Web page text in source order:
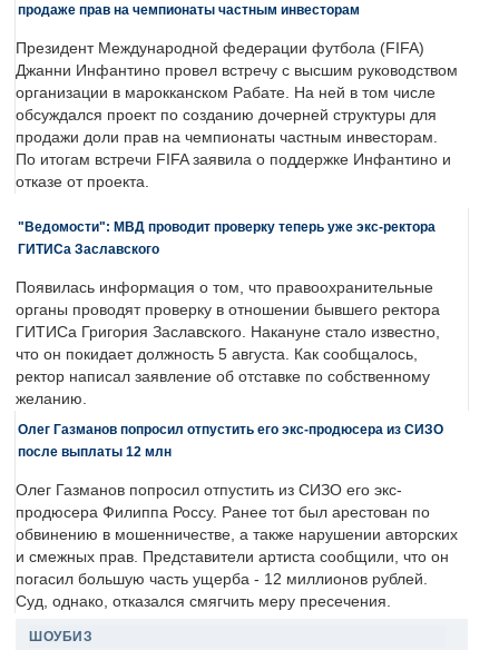
продаже прав на чемпионаты частным инвесторам
Президент Международной федерации футбола (FIFA)
Джанни Инфантино провел встречу с высшим руководством
организации в марокканском Рабате. На ней в том числе
обсуждался проект по созданию дочерней структуры для
продажи доли прав на чемпионаты частным инвесторам.
По итогам встречи FIFA заявила о поддержке Инфантино и
отказе от проекта.
"Ведомости": МВД проводит проверку теперь уже экс-ректора
ГИТИСа Заславского
Появилась информация о том, что правоохранительные
органы проводят проверку в отношении бывшего ректора
ГИТИСа Григория Заславского. Накануне стало известно,
что он покидает должность 5 августа. Как сообщалось,
ректор написал заявление об отставке по собственному
желанию.
Олег Газманов попросил отпустить его экс-продюсера из СИЗО
после выплаты 12 млн
Олег Газманов попросил отпустить из СИЗО его экс-
продюсера Филиппа Россу. Ранее тот был арестован по
обвинению в мошенничестве, а также нарушении авторских
и смежных прав. Представители артиста сообщили, что он
погасил большую часть ущерба - 12 миллионов рублей.
Суд, однако, отказался смягчить меру пресечения.
ШОУБИЗ